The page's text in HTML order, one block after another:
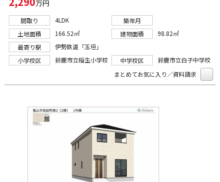
万円
間取り 4LDK
築年月
土地面積
166.52㎡ 建物面積
98.82㎡
最寄り駅
伊勢鉄道「玉垣」
小学校区
鈴鹿市立稲生小学校 中学校区
鈴鹿市立白子中学校
まとめてお気に入り／資料請求